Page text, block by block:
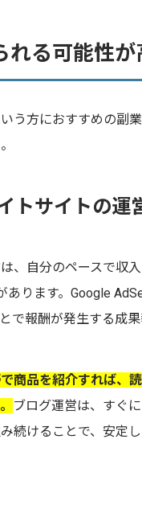
れる可能性
う方におすすめの副
トサイトの運
、自分のペースで収
ります。Google
で報酬が発生する成
商品を紹介すれば、
ブログ運営は、すぐ
続けることで、安定